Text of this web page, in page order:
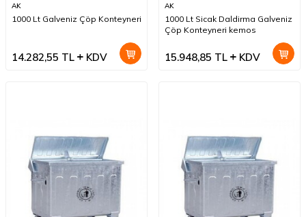
AK
1000 Lt Galveniz Çöp Konteyneri
14.282,55 TL KDV
AK
1000 Lt Sicak Daldirma Galveniz
Çöp Konteyneri kemos
15.948,85 TL KDV